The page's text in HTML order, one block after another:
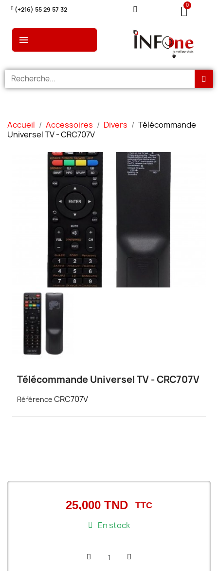
(+216) 55 29 57 32
Accueil Accessoires Divers
Télécommande
Universel TV - CRC707V
Télécommande Universel TV - CRC707V
Référence CRC707V
25,000 TND TTC
En stock